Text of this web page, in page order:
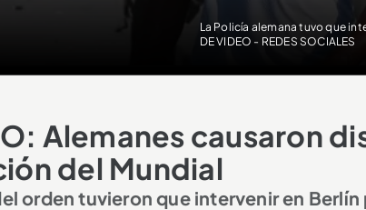
La Policía alemana tuvo que
DE VIDEO - REDES SOCIALES
Alemanes causaron
del Mundial
orden tuvieron que intervenir en